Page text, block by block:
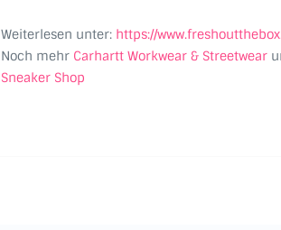
Weiterlesen unter: https://
Noch mehr Carhartt Workwear & Streetwear
Sneaker Shop